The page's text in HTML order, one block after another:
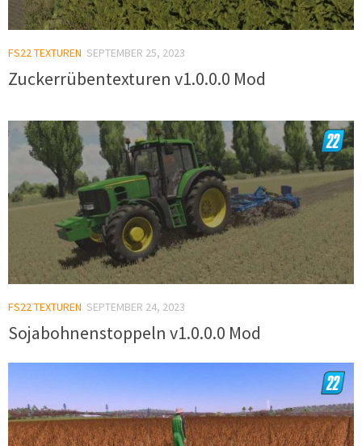
FS22 TEXTUREN SEPTEMBER 25, 2023
Zuckerrübentexturen v1.0.0.0 Mod
FS22 TEXTUREN SEPTEMBER 24, 2023
Sojabohnenstoppeln v1.0.0.0 Mod